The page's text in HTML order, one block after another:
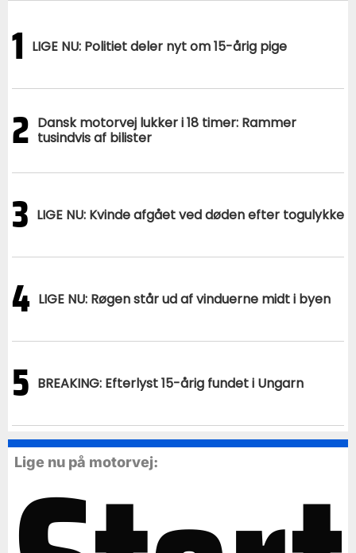
1 LIGE NU: Politiet deler nyt om 15-årig pige
2 Dansk motorvej lukker i 18 timer: Rammer
tusindvis af bilister
3 LIGE NU: Kvinde afgået ved døden efter togulykke
4 LIGE NU: Røgen står ud af vinduerne midt i byen
5 BREAKING: Efterlyst 15-årig fundet i Ungarn
Lige nu på motorvej: